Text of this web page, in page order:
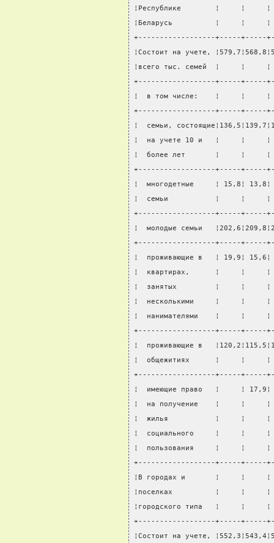
¦Республике        ¦     ¦
¦Беларусь          ¦     ¦
+------------------+-----+-----
¦Состоит на учете,
¦всего тыс. семей  ¦     ¦
+------------------+-----+-----
¦  в том числе:    ¦     ¦
+------------------+-----+-----
¦  семьи,
¦  на учете 10 и   ¦     ¦
¦  более лет       ¦     ¦
+------------------+-----+-----
¦  многодетные     ¦ 15,8¦
¦  семьи           ¦     ¦
+------------------+-----+-----
¦  молодые семьи
+------------------+-----+-----
¦  проживающие в   ¦ 19,9¦
¦  квартирах,      ¦     ¦
¦  занятых         ¦     ¦
¦  несколькими     ¦     ¦
¦  нанимателями    ¦     ¦
+------------------+-----+-----
¦  проживающие в
¦  общежитиях      ¦     ¦
+------------------+-----+-----
¦  имеющие право   ¦     ¦ 17,9¦
¦  на получение    ¦     ¦
¦  жилья           ¦     ¦
¦  социального     ¦     ¦
¦  пользования     ¦     ¦
+------------------+-----+-----
¦В городах и       ¦     ¦
¦поселках          ¦     ¦
¦городского типа   ¦
+------------------+-----+-----
¦Состоит на учете,